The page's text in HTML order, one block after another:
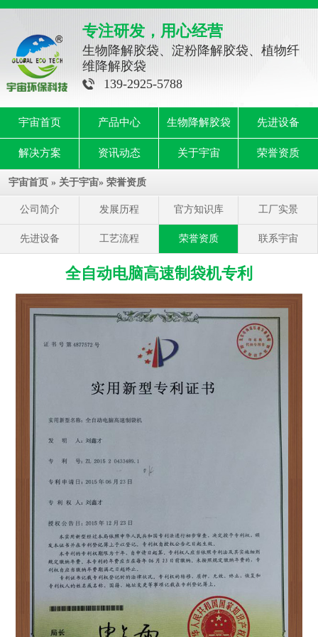
专注研发，用心经营
生物降解胶袋、淀粉降解胶袋、植物纤
维降解胶袋
139-2925-5788
宇宙首页 产品中心 生物降解胶袋 先进设备
解决方案 资讯动态 关于宇宙 荣誉资质
宇宙首页 » 关于宇宙» 荣誉资质
公司简介 发展历程 官方知识库 工厂实景
先进设备 工艺流程 荣誉资质 联系宇宙
全自动电脑高速制袋机专利